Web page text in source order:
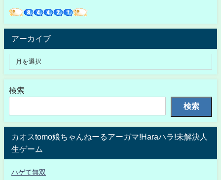
アーカイブ
検索
検索
カオスtomo娘ちゃんねーるアーガマ!Haraハラ!未解決人
生ゲーム
ハゲて無双